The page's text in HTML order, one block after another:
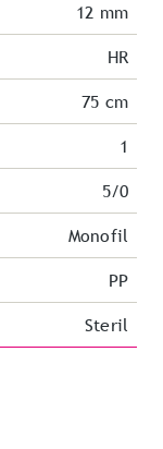
12 mm
HR
75 cm
1
5/0
Monofil
PP
Steril